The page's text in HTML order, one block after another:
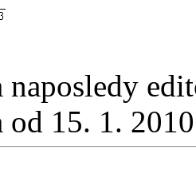
naposledy
od 15. 1.